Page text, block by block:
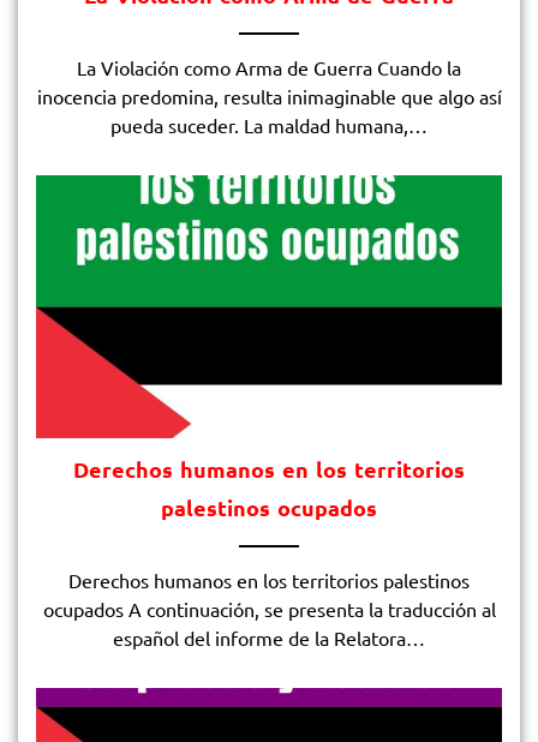
La Violación como Arma de Guerra Cuando la
inocencia predomina, resulta inimaginable que algo así
pueda suceder. La maldad humana,…
Derechos humanos en los territorios
palestinos ocupados
Derechos humanos en los territorios palestinos
ocupados​ A continuación, se presenta la traducción al
español del informe de la Relatora…